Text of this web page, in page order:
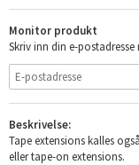
Monitor produkt
Skriv inn din e-
Beskrivelse:
Tape extensions kalles
eller tape-on extensions.